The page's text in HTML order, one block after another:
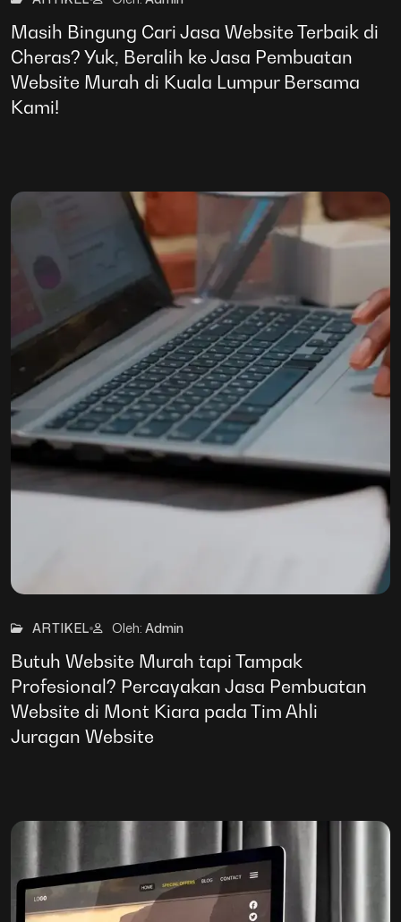
Masih Bingung Cari Jasa Website Terbaik di
Cheras? Yuk, Beralih ke Jasa Pembuatan
Website Murah di Kuala Lumpur Bersama
Kami!
ARTIKEL Oleh: Admin
Butuh Website Murah tapi Tampak
Profesional? Percayakan Jasa Pembuatan
Website di Mont Kiara pada Tim Ahli
Juragan Website